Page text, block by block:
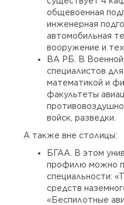
общевоенная
инженерная
автомобильная
вооружение и
ВА РБ. В Военной
специалистов
математикой и
факультеты
войск, разведки.
А также вне столицы:
БГАА. В этом
профилю можно
специальности:
средств
«Беспилотные